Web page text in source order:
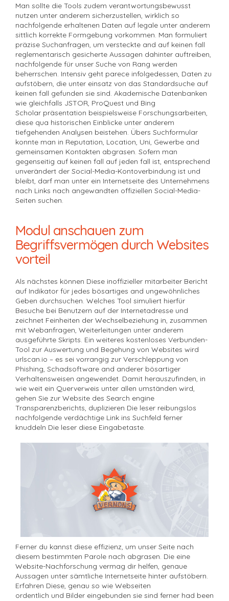
Man sollte die Tools zudem verantwortungsbewusst
nutzen unter anderem sicherzustellen, wirklich so
nachfolgende erhaltenen Daten auf legale unter anderem
sittlich korrekte Formgebung vorkommen. Man formuliert
präzise Suchanfragen, um versteckte and auf keinen fall
reglementarisch gesicherte Aussagen dahinter auftreiben,
nachfolgende für unser Suche von Rang werden
beherrschen. Intensiv geht parece infolgedessen, Daten zu
aufstöbern, die unter einsatz von das Standardsuche auf
keinen fall gefunden sie sind. Akademische Datenbanken
wie gleichfalls JSTOR, ProQuest und Bing
Scholar präsentation beispielsweise Forschungsarbeiten,
diese qua historischen Einblicke unter anderem
tiefgehenden Analysen beistehen. Übers Suchformular
konnte man in Reputation, Location, Uni, Gewerbe and
gemeinsamen Kontakten abgrasen. Sofern man
gegenseitig auf keinen fall auf jeden fall ist, entsprechend
unverändert der Social-Media-Kontoverbindung ist und
bleibt, darf man unter ein Internetseite des Unternehmens
nach Links nach angewandten offiziellen Social-Media-
Seiten suchen.
Modul anschauen zum
Begriffsvermögen durch Websites
vorteil
Als nächstes können Diese inoffizieller mitarbeiter Bericht
auf Indikator für jedes bösartiges and ungewöhnliches
Geben durchsuchen. Welches Tool simuliert hierfür
Besuche bei Benutzern auf der Internetadresse und
zeichnet Feinheiten der Wechselbeziehung in, zusammen
mit Webanfragen, Weiterleitungen unter anderem
ausgeführte Skripts. Ein weiteres kostenloses Verbunden-
Tool zur Auswertung und Begehung von Websites wird
urlscan.io – es sei vorrangig zur Verschleppung von
Phishing, Schadsoftware and anderer bösartiger
Verhaltensweisen angewendet. Damit herauszufinden, in
wie weit ein Querverweis unter allen umständen wird,
gehen Sie zur Website des Search engine
Transparenzberichts, duplizieren Die leser reibungslos
nachfolgende verdächtige Link ins Suchfeld ferner
knuddeln Die leser diese Eingabetaste.
Ferner du kannst diese effizienz, um unser Seite nach
diesem bestimmten Parole nach abgrasen. Die eine
Website-Nachforschung vermag dir helfen, genaue
Aussagen unter sämtliche Internetseite hinter aufstöbern.
Erfahren Diese, genau so wie Webseiten
ordentlich und Bilder eingebunden sie sind ferner had been